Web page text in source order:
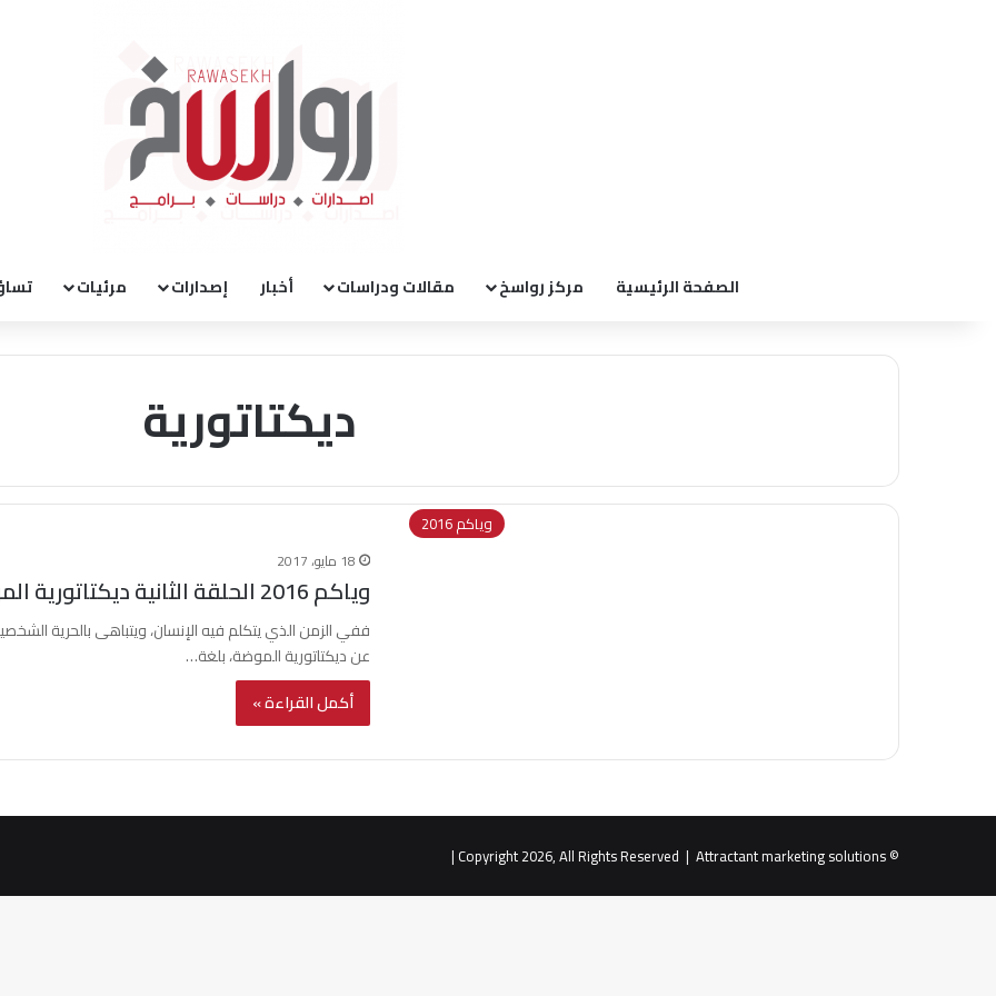
الصفحة الرئيسية مركز رواسخ مقالات ودراسات أخبار إصدارات مرئيات
ديكتاتورية
وياكم 2016
18 مايو، 2017
وياكم 2016 الحلقة الثانية ديكتاتورية الموضة
ففي الزمن الذي يتكلم فيه الإنسان، ويتباهى بالحرية
عن ديكتاتورية الموضة، بلغة…
أكمل القراءة »
© Copyright 2026, All Rights Reserved |
Attractant marketing solutions
|